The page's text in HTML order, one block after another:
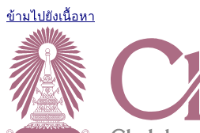
ข้ามไปยังเนื้อหา